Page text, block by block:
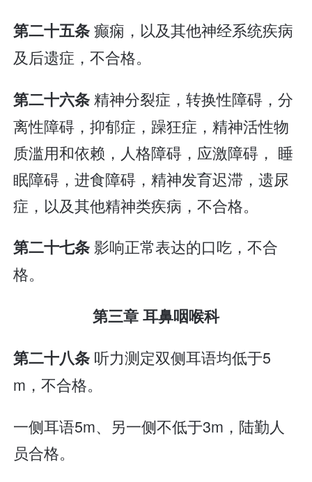
第二十五条癫痫，以及其他神经系统疾病
及后遗症，不合格。
第二十六条精神分裂症，转换性障碍，分
离性障碍，抑郁症，躁狂症，精神活性物
质滥用和依赖，人格障碍，应激障碍， 睡
眠障碍，进食障碍，精神发育迟滞，遗尿
症，以及其他精神类疾病，不合格。
第二十七条影响正常表达的口吃，不合
格。
第三章 耳鼻咽喉科
第二十八条 听力测定双侧耳语均低于5
m，不合格。
一侧耳语5m、另一侧不低于3m，陆勤人
员合格。